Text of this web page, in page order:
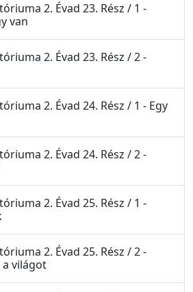
2. Évad 23. Rész / 1 -
van
2. Évad 23. Rész / 2 -
2. Évad 24. Rész / 1 - Egy
2. Évad 24. Rész / 2 -
2. Évad 25. Rész / 1 -
2. Évad 25. Rész / 2 -
világot